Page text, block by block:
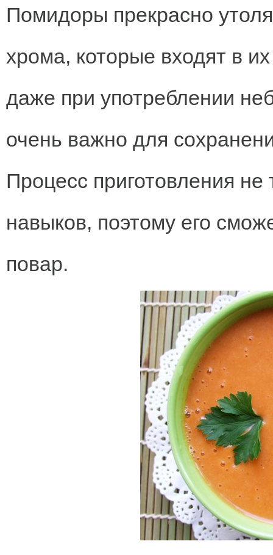
Помидоры прекрасно
хрома, которые входят в
даже при употреблении
очень важно для
Процесс приготовления
навыков, поэтому его
повар.